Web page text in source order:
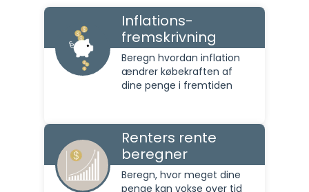
Inflations-
fremskrivning
Beregn hvordan inflation
ændrer købekraften af
dine penge i fremtiden
Renters rente
beregner
Beregn, hvor meget dine
penge kan vokse over tid